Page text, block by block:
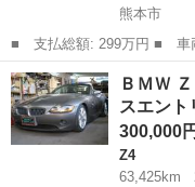
熊本市
■ 支払総額: 299万円 ■ 車両本体価格： 2,960,000 円 ■ メーカー
名： ＢＭＷ ■ 車種名：
ｉ Ｍスポーツ 電動パノラ
ーテイメン...
熊本 熊本市
ＢＭＷ
スエン
300,000円
Z4
63,425km